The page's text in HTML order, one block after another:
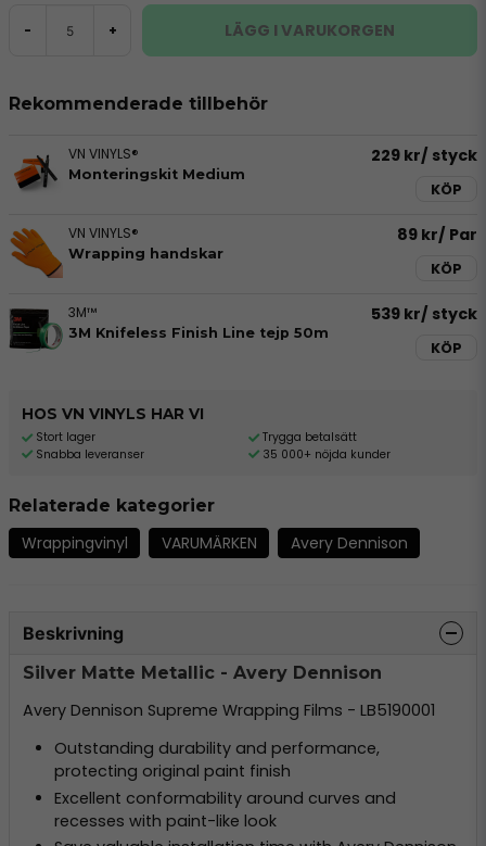
- + LÄGG I VARUKORGEN
Rekommenderade tillbehör
VN VINYLS®
Monteringskit Medium
229 kr/ styck
KÖP
VN VINYLS®
Wrapping handskar
89 kr/ Par
KÖP
3M™
3M Knifeless Finish Line tejp 50m
539 kr/ styck
KÖP
HOS VN VINYLS HAR VI
Stort lager
Snabba leveranser
Trygga betalsätt
35 000+ nöjda kunder
Relaterade kategorier
Wrappingvinyl VARUMÄRKEN Avery Dennison
Beskrivning
Silver Matte Metallic - Avery Dennison
Avery Dennison Supreme Wrapping Films - LB5190001
Outstanding durability and performance,
protecting original paint finish
Excellent conformability around curves and
recesses with paint-like look